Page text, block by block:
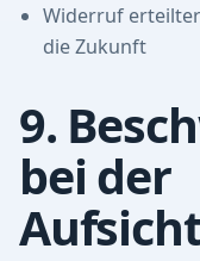
Widerruf
die Zukunft
9.
bei der